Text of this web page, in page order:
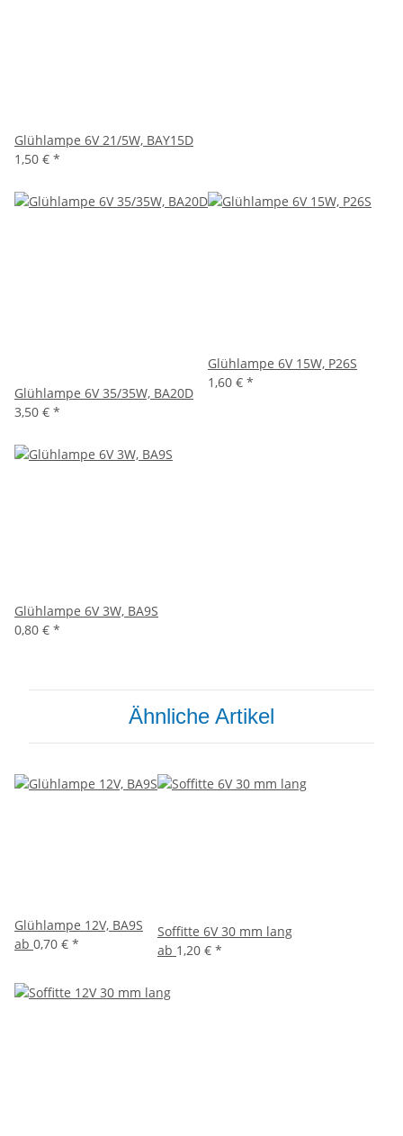
Glühlampe 6V 21/5W, BAY15D
1,50 € *
Glühlampe 6V 35/35W, BA20D
3,50 € *
Glühlampe 6V 15W, P26S
1,60 € *
Glühlampe 6V 3W, BA9S
0,80 € *
Ähnliche Artikel
Glühlampe 12V, BA9S
ab 0,70 € *
Soffitte 6V 30 mm lang
ab 1,20 € *